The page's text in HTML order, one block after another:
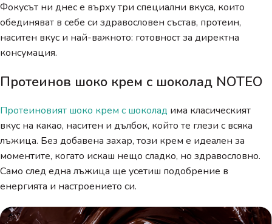
Фокусът ни днес е върху три специални вкуса, които
обединяват в себе си здравословен състав, протеин,
наситен вкус и най-важното: готовност за директна
консумация.
Протеинов шоко крем с шоколад NOTEO
Протеиновият шоко крем с шоколад има класическият
вкус на какао, наситен и дълбок, който те глези с всяка
лъжица. Без добавена захар, този крем е идеален за
моментите, когато искаш нещо сладко, но здравословно.
Само след една лъжица ще усетиш подобрение в
енергията и настроението си.